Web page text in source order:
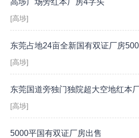
高埗广场旁红本厂房4字头
[高埗]
东莞占地24亩全新国有双证厂房
[高埗]
东莞国道旁独门独院超大空地红本
[高埗]
5000平国有双证厂房出售